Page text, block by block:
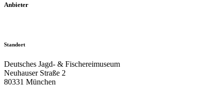
Anbieter
Standort
Deutsches Jagd- & Fischereimuseum
Neuhauser Straße 2
80331 München